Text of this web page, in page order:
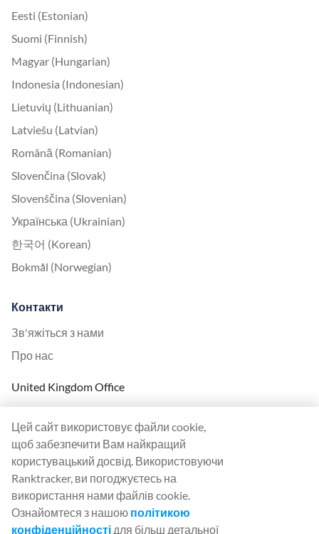
Eesti (Estonian)
Suomi (Finnish)
Magyar (Hungarian)
Indonesia (Indonesian)
Lietuvių (Lithuanian)
Latviešu (Latvian)
Română (Romanian)
Slovenčina (Slovak)
Slovenščina (Slovenian)
Українська (Ukrainian)
한국어 (Korean)
Bokmål (Norwegian)
Контакти
Зв'яжіться з нами
Про нас
United Kingdom Office
144A Clerkenwell Rd
London, EC1R 5DF
Company No: 08820809
felix@ranktracker.com
Цей сайт використовує файли cookie,
щоб забезпечити Вам найкращий
користувацький досвід. Використовуючи
Ranktracker, ви погоджуєтесь на
використання нами файлів cookie.
Ознайомтеся з нашою політикою
конфіденційності для більш детальної